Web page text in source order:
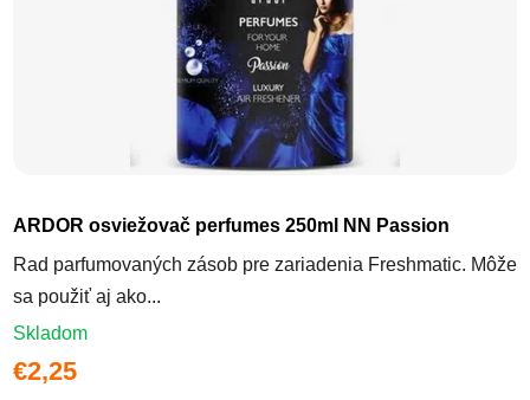
ARDOR osviežovač perfumes 250ml NN Passion
Rad parfumovaných zásob pre zariadenia Freshmatic. Môže
sa použiť aj ako...
Skladom
€2,25